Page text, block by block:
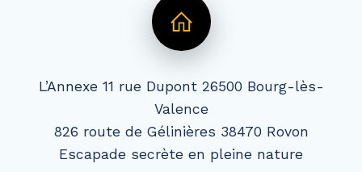
L’Annexe 11 rue Dupont 26500 Bourg-lès-
Valence
826 route de Gélinières 38470 Rovon
Escapade secrète en pleine nature